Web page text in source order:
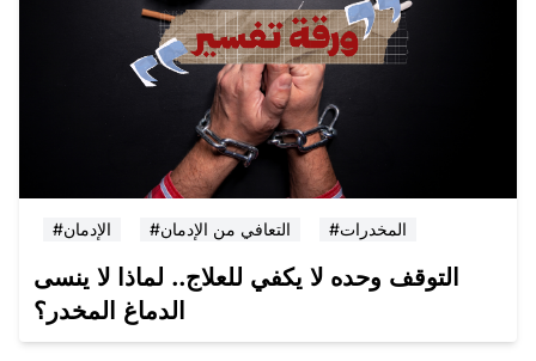
#الإدمان #التعافي من الإدمان #المخدرات
التوقف وحده لا يكفي للعلاج.. لماذا لا ينسى
الدماغ المخدر؟